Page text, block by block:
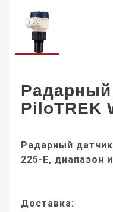
PiloTREK
Радарный датчик
225-E, диапазон
Доставка: